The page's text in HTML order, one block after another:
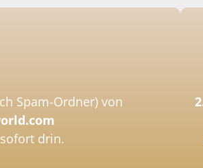
Spam-Ordner) von
drin.